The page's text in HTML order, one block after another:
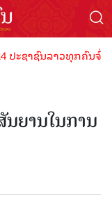
ະຊາຊົນລາວທຸກຄົນຈົ່ງ
ນຍານໃນການ